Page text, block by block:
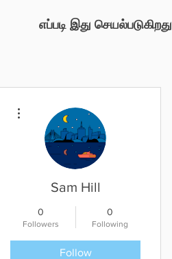
எப்படி இது செயல்படுகிறது
Sam Hill
0
Followers
0
Following
Follow